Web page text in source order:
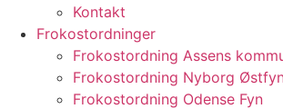
Kontakt
Frokostordninger
Frokostordning Assens
Frokostordning Nyborg
Frokostordning Odense Fyn